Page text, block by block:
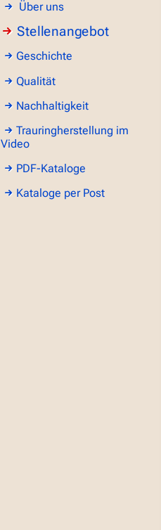
Über uns
Stellenangebot
Geschichte
Qualität
Nachhaltigkeit
Trauringherstellung im
Video
PDF-Kataloge
Kataloge per Post